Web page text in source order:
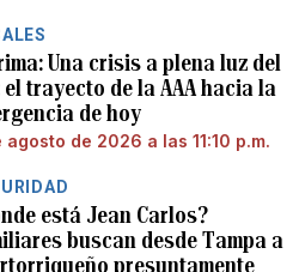
Una crisis a plena luz del
el trayecto de la AAA hacia la
de hoy
agosto de 2026 a las 11:10 p.m.
está Jean Carlos?
buscan desde Tampa a
presuntamente